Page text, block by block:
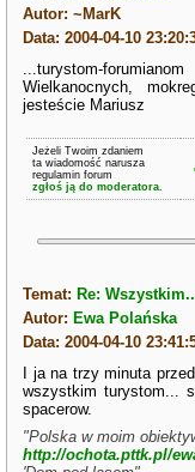
Autor: ~MarK
Data: 2004-04-10
...turystom-
Wielkanocnych,
jesteście Mariusz
Jeżeli Twoim zdaniem
ta wiadomość narusza
regulamin forum
zgłoś ją do moderatora.
Temat: Re:
Autor: Ewa Polańska
Data: 2004-04-10
I ja na trzy minuta
wszystkim turystom...
spacerow.
"Polska w moim
http://ochota.pttk.pl/